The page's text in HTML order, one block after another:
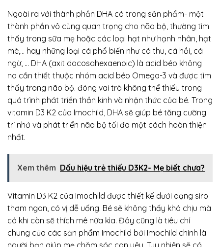
Ngoài ra với thành phần DHA có trong sản phẩm- một
thành phần vô cùng quan trọng cho não bộ, thường tìm
thấy trong sữa mẹ hoặc các loại hạt như hạnh nhân, hạt
mè,… hay những loại cá phổ biến như cá thu, cá hồi, cá
ngừ, … DHA (axit docosahexaenoic) là acid béo không
no cần thiết thuộc nhóm acid béo Omega-3 và được tìm
thấy trong não bộ. đóng vai trò không thể thiếu trong
quá trình phát triển thần kinh và nhận thức của bé. Trong
vitamin D3 K2 của Imochild, DHA sẽ giúp bé tăng cường
trí nhớ và phát triển não bộ tối đa một cách hoàn thiện
nhất.
Xem thêm Dấu hiệu trẻ thiếu D3K2- Mẹ biết chưa?
Vitamin D3 K2 của Imochild được thiết kế dưới dạng siro
thơm ngon, có vị dễ uống. Bé sẽ không thấy khó chịu mà
có khi còn sẽ thích mê nữa kìa. Đây cũng là tiêu chí
chung của các sản phẩm Imochild bởi Imochild chính là
người bạn giúp mẹ chăm sóc con yêu. Tuy nhiên sẽ có